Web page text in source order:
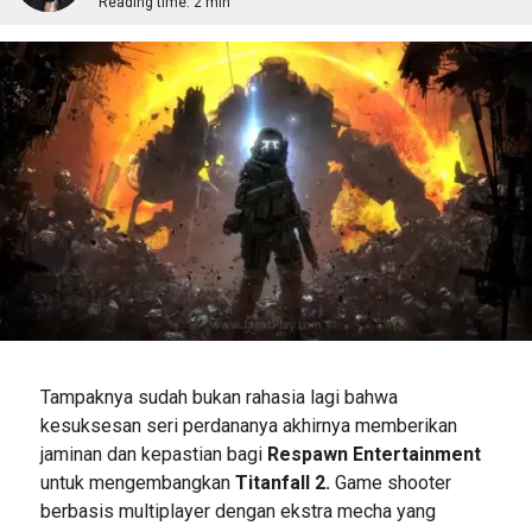
Tampaknya sudah bukan rahasia lagi bahwa
kesuksesan seri perdananya akhirnya memberikan
jaminan dan kepastian bagi Respawn Entertainment
untuk mengembangkan Titanfall 2.Game shooter
berbasis multiplayer dengan ekstra mecha yang